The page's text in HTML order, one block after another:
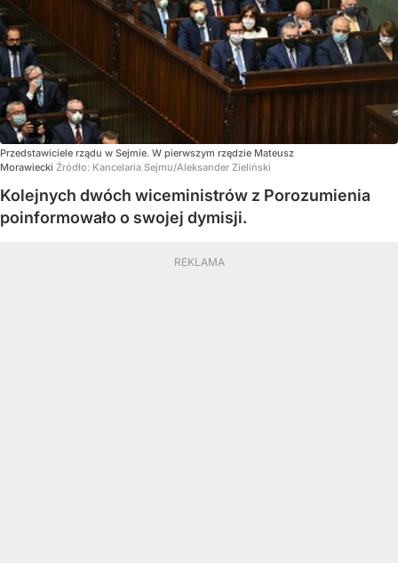
Przedstawiciele rządu w Sejmie. W pierwszym rzędzie Mateusz
Morawiecki Źródło: Kancelaria Sejmu/Aleksander Zieliński
Kolejnych dwóch wiceministrów z Porozumienia
poinformowało o swojej dymisji.